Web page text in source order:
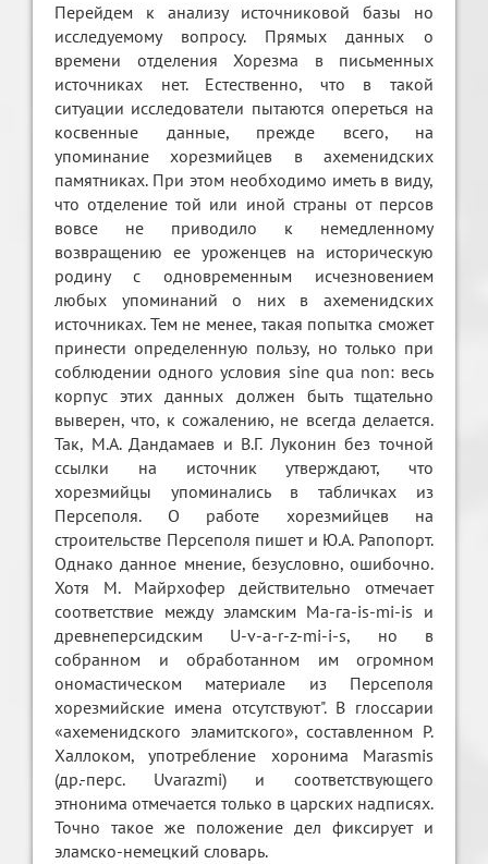
Перейдем к анализу источниковой базы но
исследуемому вопросу. Прямых данных о
времени отделения Хорезма в письменных
источниках нет. Естественно, что в такой
ситуации исследователи пытаются опереться на
косвенные данные, прежде всего, на
упоминание хорезмийцев в ахеменидских
памятниках. При этом необходимо иметь в виду,
что отделение той или иной страны от персов
вовсе не приводило к немедленному
возвращению ее уроженцев на историческую
родину с одновременным исчезновением
любых упоминаний о них в ахеменидских
источниках. Тем не менее, такая попытка сможет
принести определенную пользу, но только при
соблюдении одного условия sine qua non: весь
корпус этих данных должен быть тщательно
выверен, что, к сожалению, не всегда делается.
Так, М.А. Дандамаев и В.Г. Луконин без точной
ссылки на источник утверждают, что
хорезмийцы упоминались в табличках из
Персеполя. О работе хорезмийцев на
строительстве Персеполя пишет и Ю.А. Рапопорт.
Однако данное мнение, безусловно, ошибочно.
Хотя М. Майрхофер действительно отмечает
соответствие между эламским Ма-га-is-mi-is и
древнеперсидским U-v-a-r-z-mi-i-s, но в
собранном и обработанном им огромном
ономастическом материале из Персеполя
хорезмийские имена отсутствуют". В глоссарии
«ахеменидского эламитского», составленном Р.
Халлоком, употребление хоронима Marasmis
(др.-перс. Uvarazmi) и соответствующего
этнонима отмечается только в царских надписях.
Точно такое же положение дел фиксирует и
эламско-немецкий словарь.